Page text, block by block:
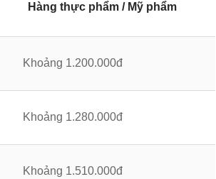
Hàng thực phẩm / Mỹ phẩm
Khoảng 1.200.000đ
Khoảng 1.280.000đ
Khoảng 1.510.000đ